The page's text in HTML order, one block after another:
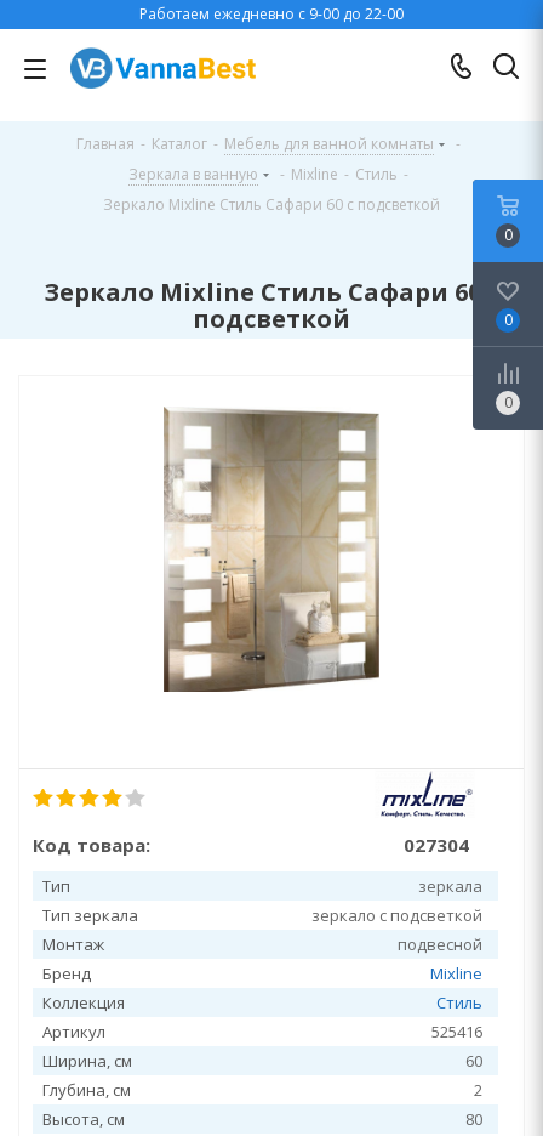
Работаем ежедневно с 9-00 до 22-00
Главная - Каталог - Мебель для ванной комнаты
-
Зеркала в ванную
- Mixline - Стиль -
Зеркало Mixline Стиль Сафари 60 с подсветкой
Зеркало Mixline Стиль Сафари 60 с
подсветкой
Код товара: 027304
Тип
зеркала
Тип зеркала
зеркало с подсветкой
Монтаж
подвесной
Бренд
Mixline
Коллекция
Стиль
Артикул
525416
Ширина, см
60
Глубина, см
2
Высота, см
80
0
0
0